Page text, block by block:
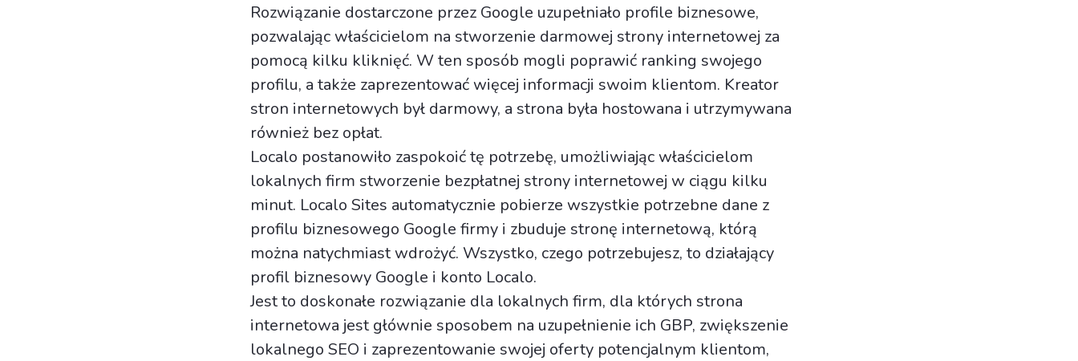
Rozwiązanie dostarczone przez Google uzupełniało profile biznesowe,
pozwalając właścicielom na stworzenie darmowej strony internetowej za
pomocą kilku kliknięć. W ten sposób mogli poprawić ranking swojego
profilu, a także zaprezentować więcej informacji swoim klientom. Kreator
stron internetowych był darmowy, a strona była hostowana i utrzymywana
również bez opłat.
Localo postanowiło zaspokoić tę potrzebę, umożliwiając właścicielom
lokalnych firm stworzenie bezpłatnej strony internetowej w ciągu kilku
minut. Localo Sites automatycznie pobierze wszystkie potrzebne dane z
profilu biznesowego Google firmy i zbuduje stronę internetową, którą
można natychmiast wdrożyć. Wszystko, czego potrzebujesz, to działający
profil biznesowy Google i konto Localo.
Jest to doskonałe rozwiązanie dla lokalnych firm, dla których strona
internetowa jest głównie sposobem na uzupełnienie ich GBP, zwiększenie
lokalnego SEO i zaprezentowanie swojej oferty potencjalnym klientom,